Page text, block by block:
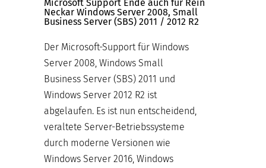
Microsoft Support Ende auch für Rein
Neckar Windows Server 2008, Small
Business Server (SBS) 2011 / 2012 R2
Der Microsoft-Support für Windows
Server 2008, Windows Small
Business Server (SBS) 2011 und
Windows Server 2012 R2 ist
abgelaufen. Es ist nun entscheidend,
veraltete Server-Betriebssysteme
durch moderne Versionen wie
Windows Server 2016, Windows